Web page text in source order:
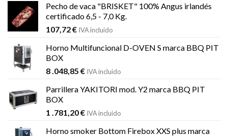
Pecho de vaca "BRISKET" 100% Angus irlandés
certificado 6,5 - 7,0 Kg.
107,72€ IVA incluido
Horno Multifuncional D-OVEN S marca BBQ PIT
BOX
8 .048,85 € IVA incluido
Parrillera YAKITORI mod. Y2 marca BBQ PIT
BOX
1 .781,20€ IVA incluido
Horno smoker Bottom Firebox XXS plus marca